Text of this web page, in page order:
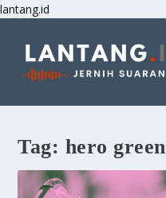
lantang.id
Tag: hero green